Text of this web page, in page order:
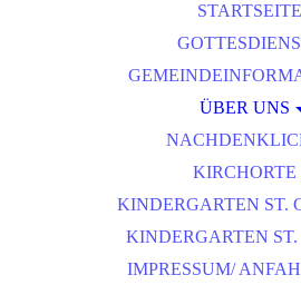
STARTSEITE
ÜBER UNS
GREMIEN
UNSERE
KIRCHORTE
ST. GERHARD
ST. COSMAS UND
ST. NIKOLAUS
KINDERGARTEN ST.
KINDERGARTEN
IMPRESSUM/